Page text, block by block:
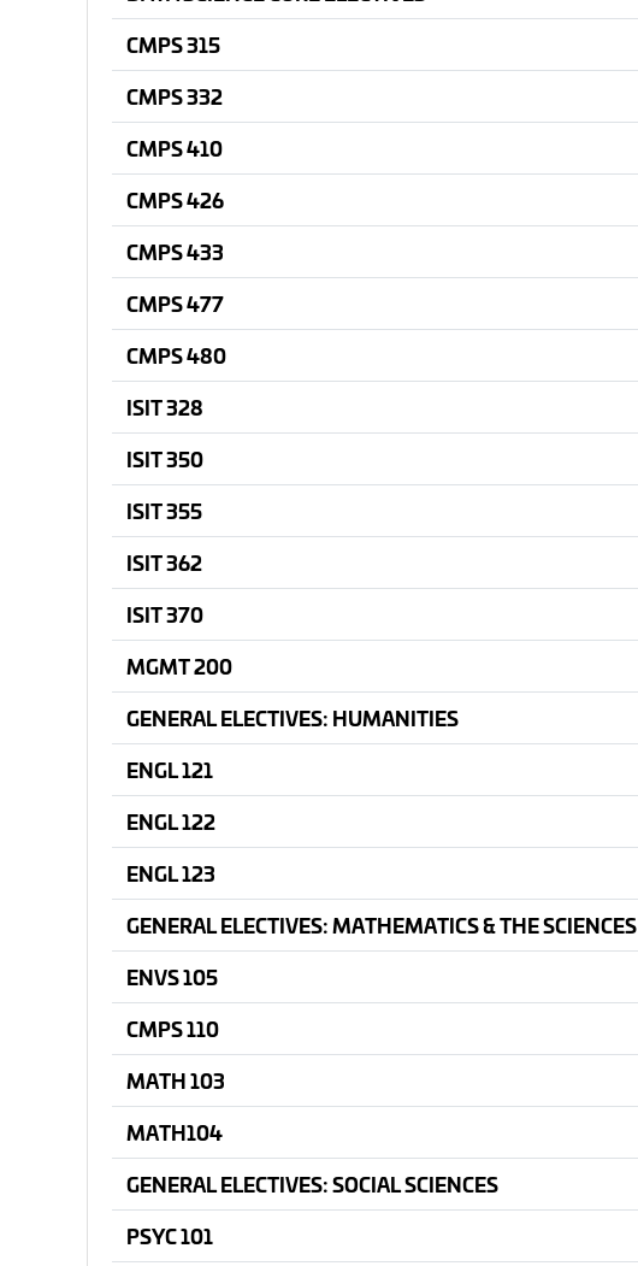
CMPS 315
CMPS 332
CMPS 410
CMPS 426
CMPS 433
CMPS 477
CMPS 480
ISIT 328
ISIT 350
ISIT 355
ISIT 362
ISIT 370
MGMT 200
GENERAL ELECTIVES: HUMANITIES
ENGL 121
ENGL 122
ENGL 123
GENERAL ELECTIVES: MATHEMATICS & THE SCIENCES
ENVS 105
CMPS 110
MATH 103
MATH104
GENERAL ELECTIVES: SOCIAL SCIENCES
PSYC 101